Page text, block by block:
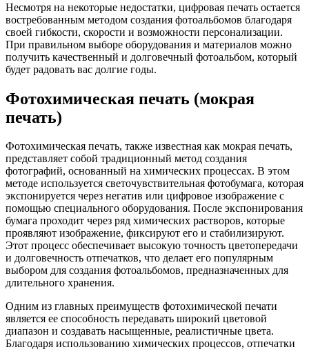
Несмотря на некоторые недостатки, цифровая печать остается
востребованным методом создания фотоальбомов благодаря
своей гибкости, скорости и возможности персонализации.
При правильном выборе оборудования и материалов можно
получить качественный и долговечный фотоальбом, который
будет радовать вас долгие годы.
Фотохимическая печать (мокрая
печать)
Фотохимическая печать, также известная как мокрая печать,
представляет собой традиционный метод создания
фотографий, основанный на химических процессах. В этом
методе используется светочувствительная фотобумага, которая
экспонируется через негатив или цифровое изображение с
помощью специального оборудования. После экспонирования
бумага проходит через ряд химических растворов, которые
проявляют изображение, фиксируют его и стабилизируют.
Этот процесс обеспечивает высокую точность цветопередачи
и долговечность отпечатков, что делает его популярным
выбором для создания фотоальбомов, предназначенных для
длительного хранения.
Одним из главных преимуществ фотохимической печати
является ее способность передавать широкий цветовой
диапазон и создавать насыщенные, реалистичные цвета.
Благодаря использованию химических процессов, отпечатки